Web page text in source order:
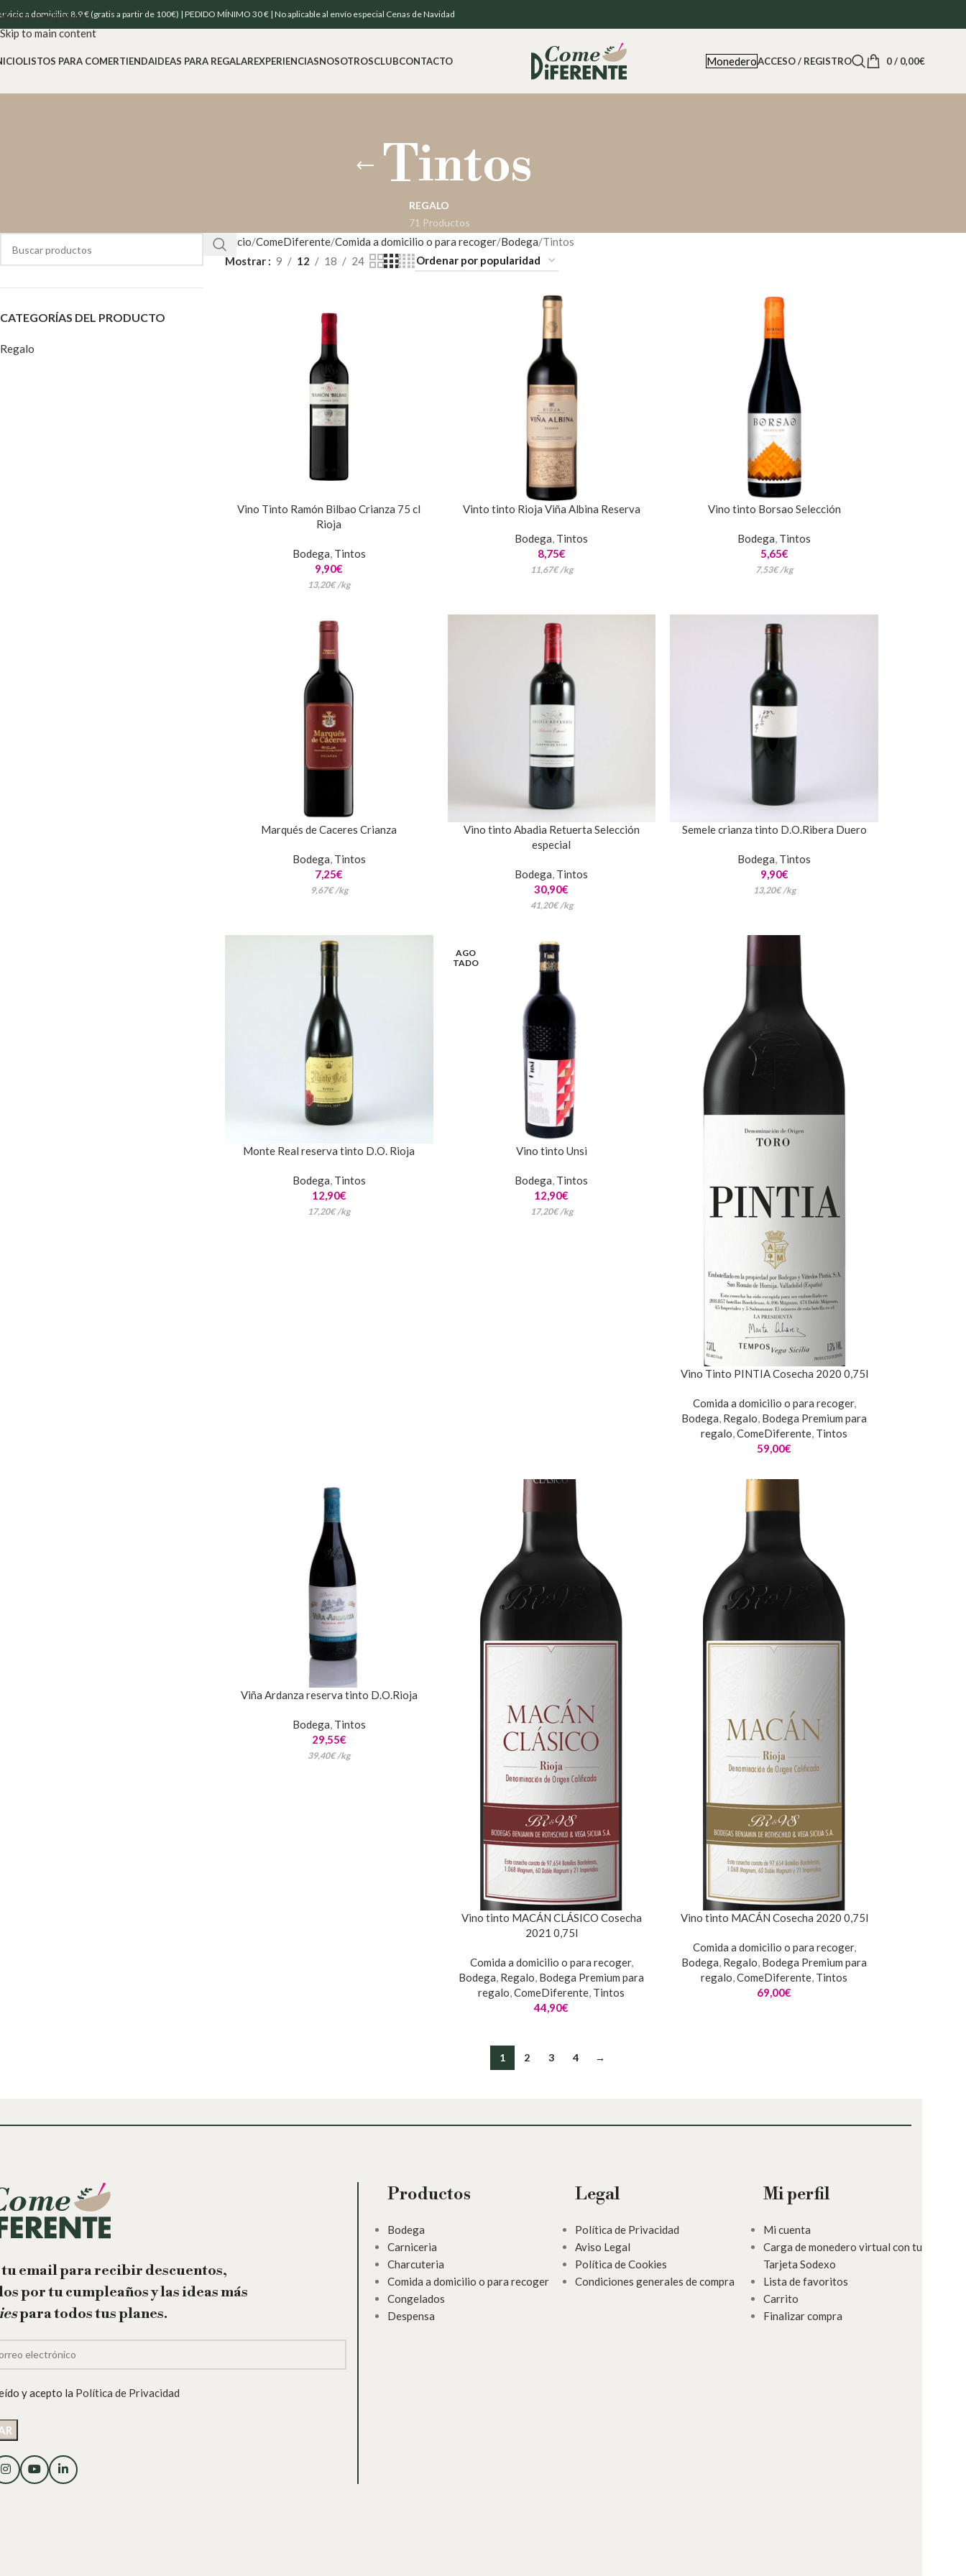
Skip to navigation
Skip to main content
a domicilio: 8.9 € (gratis a partir de 100€) | PEDIDO MÍNIMO 30 € | No aplicable al envío especial Cenas de Navidad
LISTOS PARA COMERTIENDAIDEAS PARA REGALAREXPERIENCIASNOSOTROSCLUBCONTACTO MonederoACCESO / REGISTRO 0/ 0,00€
Tintos
REGALO
71 Productos
CATEGORÍAS DEL PRODUCTO
Regalo
Inicio ComeDiferente Comida a domicilio o para recoger Bodega Tintos
Mostrar
9 12 18 24
Vino Tinto Ramón Bilbao Crianza 75 cl
Rioja
Bodega, Tintos
9,90€
13,20€ /kg
Vinto tinto Rioja Viña Albina Reserva
Bodega, Tintos
8,75€
11,67€ /kg
Vino tinto Borsao Selección
Bodega, Tintos
5,65€
7,53€ /kg
Marqués de Caceres Crianza
Bodega, Tintos
7,25€
9,67€ /kg
Vino tinto Abadia Retuerta Selección
especial
Bodega, Tintos
30,90€
41,20€ /kg
Semele crianza tinto D.O.Ribera Duero
Bodega, Tintos
9,90€
13,20€ /kg
Monte Real reserva tinto D.O. Rioja
Bodega, Tintos
12,90€
17,20€ /kg
AGO
TADO
Vino tinto Unsi
Bodega, Tintos
12,90€
17,20€ /kg
Vino Tinto PINTIA Cosecha 2020 0,75l
Comida a domicilio o para recoger,
Bodega, Regalo, Bodega Premium para
regalo,ComeDiferente, Tintos
59,00€
Viña Ardanza reserva tinto D.O.Rioja
Bodega, Tintos
29,55€
39,40€ /kg
Vino tinto MACÁN CLÁSICO Cosecha
2021 0,75l
Comida a domicilio o para recoger,
Bodega, Regalo, Bodega Premium para
regalo,ComeDiferente, Tintos
44,90€
Vino tinto MACÁN Cosecha 2020 0,75l
Comida a domicilio o para recoger,
Bodega, Regalo, Bodega Premium para
regalo,ComeDiferente, Tintos
69,00€
1 2 3 4 →
email para recibir descuentos,
por tu cumpleaños y las ideas más
para todos tus planes.
y acepto la Política de Privacidad
Productos
Bodega
Carniceria
Charcuteria
Comida a domicilio o para recoger
Congelados
Despensa
Legal
Política de Privacidad
Aviso Legal
Política de Cookies
Condiciones generales de compra
Mi perfil
Mi cuenta
Carga de monedero virtual con tu
Tarjeta Sodexo
Lista de favoritos
Carrito
Finalizar compra